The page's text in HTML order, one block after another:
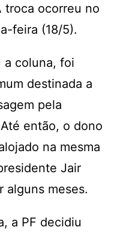
troca ocorreu no
feira (18/5).
a coluna, foi
destinada a
pela
então, o dono
na mesma
Jair
alguns meses.
a PF decidiu